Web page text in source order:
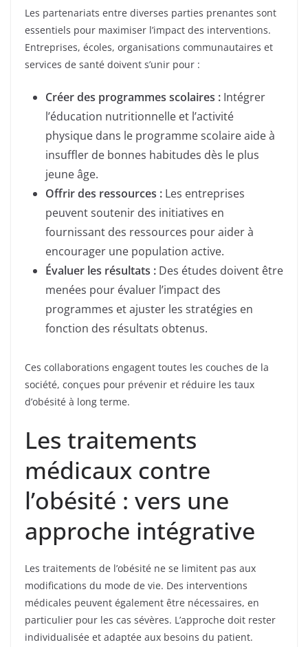
Les partenariats entre diverses parties prenantes sont
essentiels pour maximiser l’impact des interventions.
Entreprises, écoles, organisations communautaires et
services de santé doivent s’unir pour :
Créer des programmes scolaires : Intégrer
l’éducation nutritionnelle et l’activité
physique dans le programme scolaire aide à
insuffler de bonnes habitudes dès le plus
jeune âge.
Offrir des ressources : Les entreprises
peuvent soutenir des initiatives en
fournissant des ressources pour aider à
encourager une population active.
Évaluer les résultats : Des études doivent être
menées pour évaluer l’impact des
programmes et ajuster les stratégies en
fonction des résultats obtenus.
Ces collaborations engagent toutes les couches de la
société, conçues pour prévenir et réduire les taux
d’obésité à long terme.
Les traitements
médicaux contre
l’obésité : vers une
approche intégrative
Les traitements de l’obésité ne se limitent pas aux
modifications du mode de vie. Des interventions
médicales peuvent également être nécessaires, en
particulier pour les cas sévères. L’approche doit rester
individualisée et adaptée aux besoins du patient.